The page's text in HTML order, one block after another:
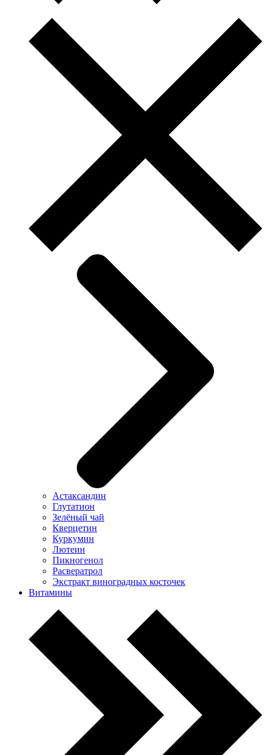
Астаксандин
Глутатион
Зелёный чай
Кверцетин
Куркумин
Лютеин
Пикногенол
Расвератрол
Экстракт виноградных косточек
Витамины